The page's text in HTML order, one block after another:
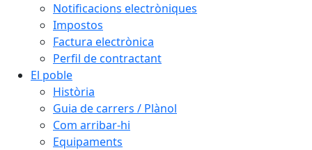
Notificacions electròniques
Impostos
Factura electrònica
Perfil de contractant
El poble
Història
Guia de carrers / Plànol
Com arribar-hi
Equipaments